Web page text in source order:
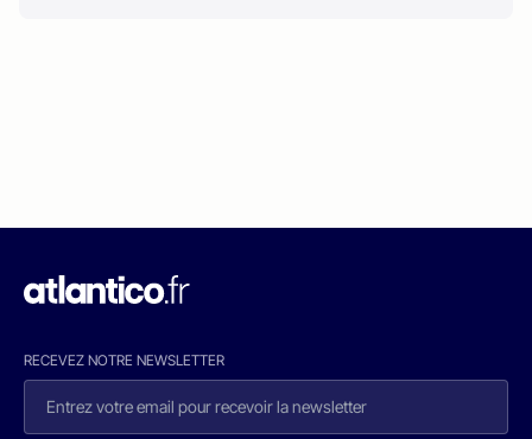
RECEVEZ NOTRE NEWSLETTER